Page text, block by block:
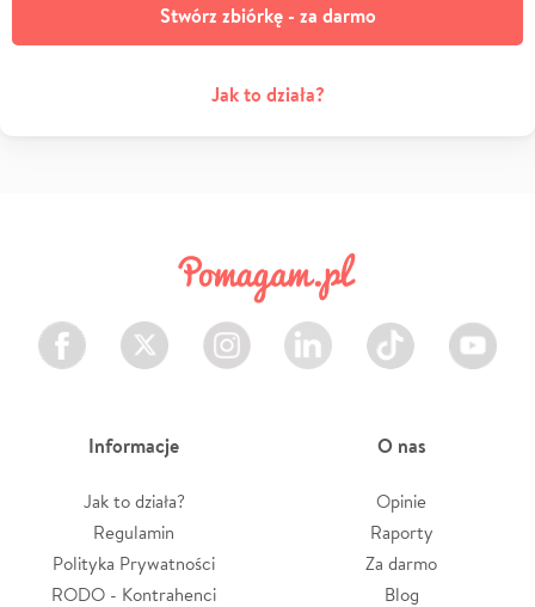
Stwórz zbiórkę - za darmo
Jak to działa?
Facebook Twitter Instagram LinkedIn TikTok Youtube
Informacje
Jak to działa?
Regulamin
Polityka Prywatności
RODO - Kontrahenci
O nas
Opinie
Raporty
Za darmo
Blog